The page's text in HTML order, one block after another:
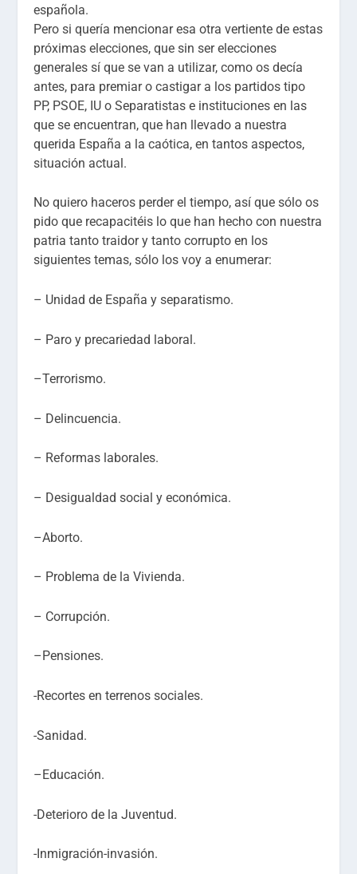
española.
Pero si quería mencionar esa otra vertiente de estas
próximas elecciones, que sin ser elecciones
generales sí que se van a utilizar, como os decía
antes, para premiar o castigar a los partidos tipo
PP, PSOE, IU o Separatistas e instituciones en las
que se encuentran, que han llevado a nuestra
querida España a la caótica, en tantos aspectos,
situación actual.
No quiero haceros perder el tiempo, así que sólo os
pido que recapacitéis lo que han hecho con nuestra
patria tanto traidor y tanto corrupto en los
siguientes temas, sólo los voy a enumerar:
– Unidad de España y separatismo.
– Paro y precariedad laboral.
–Terrorismo.
– Delincuencia.
– Reformas laborales.
– Desigualdad social y económica.
–Aborto.
– Problema de la Vivienda.
– Corrupción.
–Pensiones.
-Recortes en terrenos sociales.
-Sanidad.
–Educación.
-Deterioro de la Juventud.
-Inmigración-invasión.